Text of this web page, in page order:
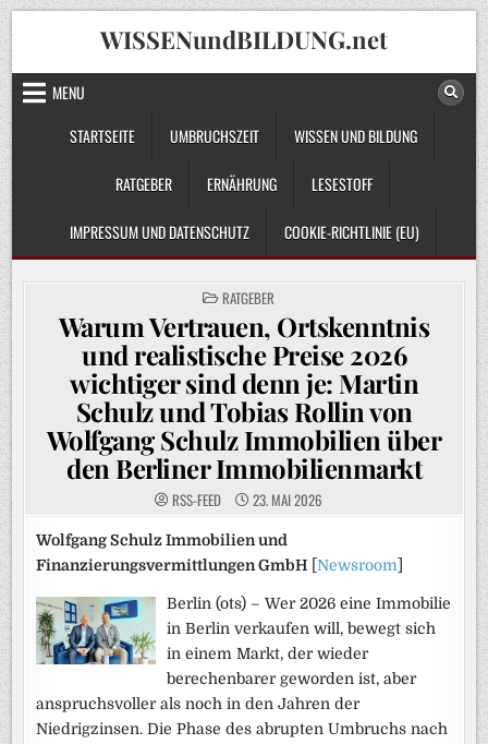
Skip
to
content
WISSENundBILDUNG.net
MENU
STARTSEITE
UMBRUCHSZEIT WISSEN UND BILDUNG
RATGEBER ERNÄHRUNG LESESTOFF
IMPRESSUM UND DATENSCHUTZ COOKIE-RICHTLINIE (EU)
POSTED
IN
RATGEBER
Warum Vertrauen, Ortskenntnis
und realistische Preise 2026
wichtiger sind denn je: Martin
Schulz und Tobias Rollin von
Wolfgang Schulz Immobilien über
den Berliner Immobilienmarkt
RSS-FEED 23. MAI 2026
Wolfgang Schulz Immobilien und
Finanzierungsvermittlungen GmbH [Newsroom
Berlin (ots) – Wer 2026 eine Immobilie
in Berlin verkaufen will, bewegt sich
in einem Markt, der wieder
berechenbarer geworden ist, aber
anspruchsvoller als noch in den Jahren der
Niedrigzinsen. Die Phase des abrupten Umbruchs nach